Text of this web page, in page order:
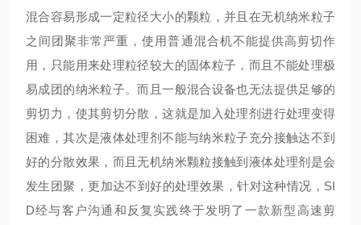
混合容易形成一定粒径大小的颗粒，并且在无机纳米粒子
之间团聚非常严重，使用普通混合机不能提供高剪切作
用，只能用来处理粒径较大的固体粒子，而且不能处理极
易成团的纳米粒子。而且一般混合设备也无法提供足够的
剪切力，使其剪切分散，这就是加入处理剂进行处理变得
困难，其次是液体处理剂不能与纳米粒子充分接触达不到
好的分散效果，而且无机纳米颗粒接触到液体处理剂是会
发生团聚，更加达不到好的处理效果，针对这种情况，SI
D经与客户沟通和反复实践终于发明了一款新型高速剪